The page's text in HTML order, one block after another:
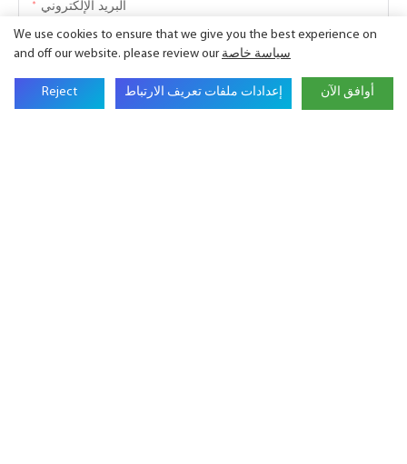
البريد الإلكتروني
اسم الشركة
هاتف
We use cookies to ensure that we give you the best experience on
and off our website. please review our سياسة خاصة
Reject إعدادات ملفات تعريف الارتباط أوافق الآن